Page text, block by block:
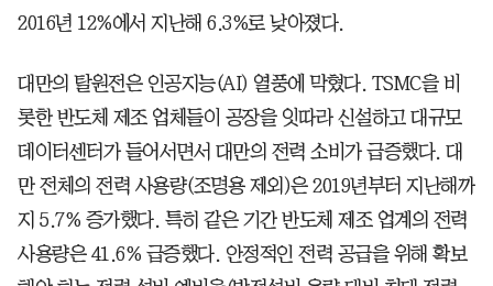
2016년 12%에서 지난해 6.3%로 낮아졌다.
대만의 탈원전은 인공지능(AI) 열풍에 막혔다. TSMC을 비
롯한 반도체 제조 업체들이 공장을 잇따라 신설하고 대규모
데이터센터가 들어서면서 대만의 전력 소비가 급증했다. 대
만 전체의 전력 사용량(조명용 제외)은 2019년부터 지난해까
지 5.7% 증가했다. 특히 같은 기간 반도체 제조 업계의 전력
사용량은 41.6% 급증했다. 안정적인 전력 공급을 위해 확보